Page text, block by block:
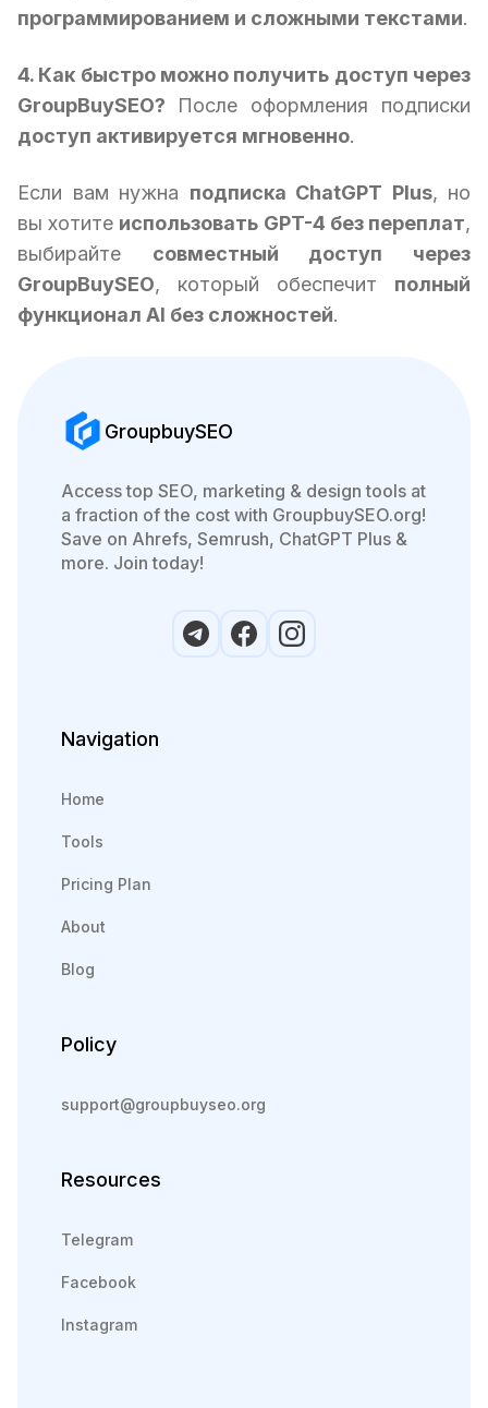
программированием и сложными текстами.
4. Как быстро можно получить доступ через
GroupBuySEO? После оформления подписки
доступ активируется мгновенно.
Если вам нужна подписка ChatGPT Plus, но
вы хотите использовать GPT-4 без переплат,
выбирайте совместный доступ через
GroupBuySEO, который обеспечит полный
функционал AI без сложностей.
GroupbuySEO
Access top SEO, marketing & design tools at
a fraction of the cost with GroupbuySEO.org!
Save on Ahrefs, Semrush, ChatGPT Plus &
more. Join today!
Navigation
Home
Tools
Pricing Plan
About
Blog
Policy
support@groupbuyseo.org
Resources
Telegram
Facebook
Instagram